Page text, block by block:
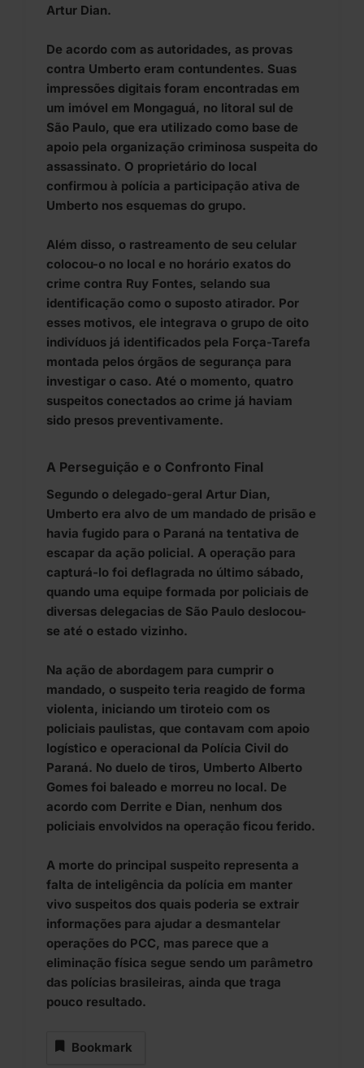
Artur Dian.
De acordo com as autoridades, as provas
contra Umberto eram contundentes. Suas
impressões digitais foram encontradas em
um imóvel em Mongaguá, no litoral sul de
São Paulo, que era utilizado como base de
apoio pela organização criminosa suspeita do
assassinato. O proprietário do local
confirmou à polícia a participação ativa de
Umberto nos esquemas do grupo.
Além disso, o rastreamento de seu celular
colocou-o no local e no horário exatos do
crime contra Ruy Fontes, selando sua
identificação como o suposto atirador. Por
esses motivos, ele integrava o grupo de oito
indivíduos já identificados pela Força-Tarefa
montada pelos órgãos de segurança para
investigar o caso. Até o momento, quatro
suspeitos conectados ao crime já haviam
sido presos preventivamente.
A Perseguição e o Confronto Final
Segundo o delegado-geral Artur Dian,
Umberto era alvo de um mandado de prisão e
havia fugido para o Paraná na tentativa de
escapar da ação policial. A operação para
capturá-lo foi deflagrada no último sábado,
quando uma equipe formada por policiais de
diversas delegacias de São Paulo deslocou-
se até o estado vizinho.
Na ação de abordagem para cumprir o
mandado, o suspeito teria reagido de forma
violenta, iniciando um tiroteio com os
policiais paulistas, que contavam com apoio
logístico e operacional da Polícia Civil do
Paraná. No duelo de tiros, Umberto Alberto
Gomes foi baleado e morreu no local. De
acordo com Derrite e Dian, nenhum dos
policiais envolvidos na operação ficou ferido.
A morte do principal suspeito representa a
falta de inteligência da polícia em manter
vivo suspeitos dos quais poderia se extrair
informações para ajudar a desmantelar
operações do PCC, mas parece que a
eliminação física segue sendo um parâmetro
das polícias brasileiras, ainda que traga
pouco resultado.
Bookmark